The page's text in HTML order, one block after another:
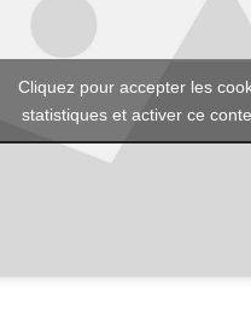
Conférences, tables
Critique d’ouvrages
Culture
Cliquez pour accepter les
statistiques et activer ce